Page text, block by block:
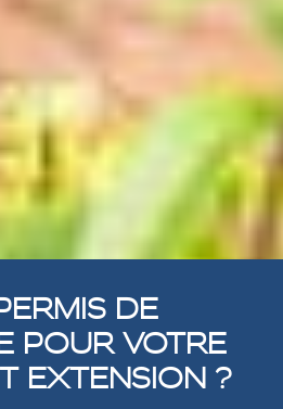
DE
POUR VOTRE
EXTENSION ?